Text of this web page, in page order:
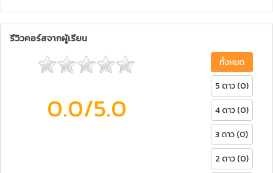
รีวิวคอร์สจากผู้เรียน
0.0/5.0
ทั้งหมด
5 ดาว (0)
4 ดาว (0)
3 ดาว (0)
2 ดาว (0)